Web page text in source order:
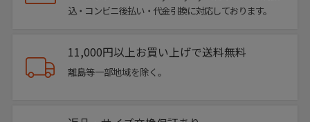
込・コンビニ後払い・代金引換に対応しております。
11,000円以上お買い上げで送料無料
離島等一部地域を除く。